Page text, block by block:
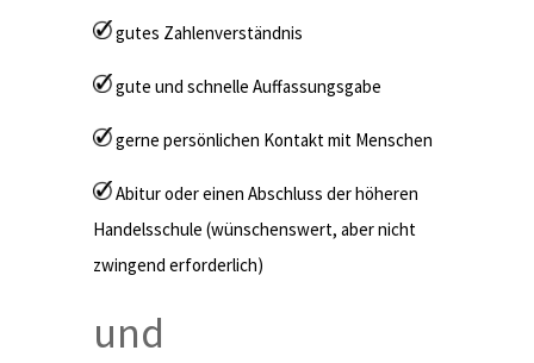
gutes Zahlenverständnis
gute und schnelle Auffassungsgabe
gerne persönlichen Kontakt mit Menschen
Abitur oder einen Abschluss der höheren
Handelsschule (wünschenswert, aber nicht
zwingend erforderlich)
und